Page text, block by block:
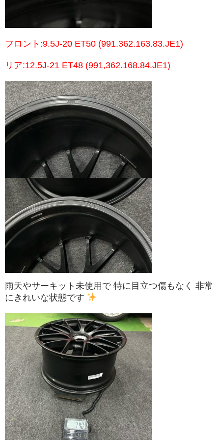
フロント:9.5J-20 ET50 (991.362.163.83.JE1)
リア:12.5J-21 ET48 (991,362.168.84.JE1)
雨天やサーキット未使用で 特に目立つ傷もなく 非常
にきれいな状態です